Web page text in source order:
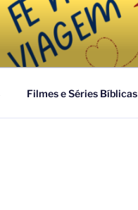
Filmes e Séries Bíblicas